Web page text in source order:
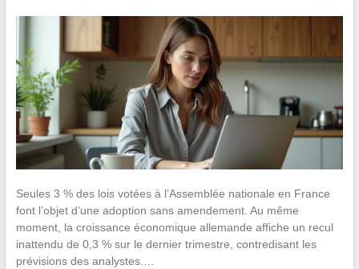
Seules 3 % des lois votées à l’Assemblée nationale en France
font l’objet d’une adoption sans amendement. Au même
moment, la croissance économique allemande affiche un recul
inattendu de 0,3 % sur le dernier trimestre, contredisant les
prévisions des analystes.…